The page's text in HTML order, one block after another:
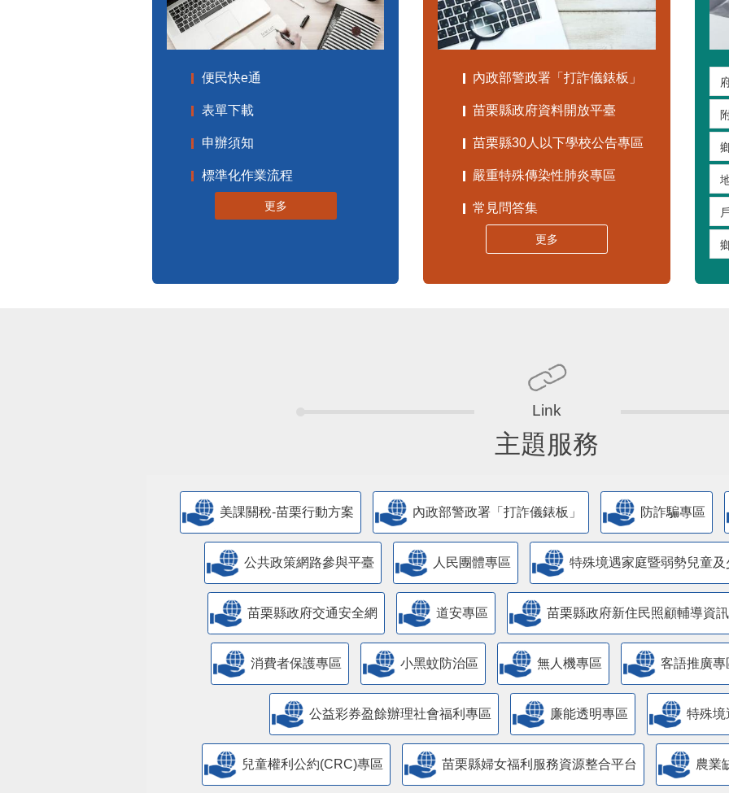
便民快e通
表單下載
申辦須知
標準化作業流程
更多
內政部警政署「打詐儀錶板」
苗栗縣政府資料開放平臺
苗栗縣30人以下學校公告專區
嚴重特殊傳染性肺炎專區
常見問答集
更多
主題服務
美課關稅-苗栗行動方案 內政部警政署「打詐儀錶板」 防詐騙專區
公共政策網路參與平臺 人民團體專區 特殊境遇家庭暨弱勢兒童
苗栗縣政府交通安全網 道安專區 苗栗縣政府新住民照顧輔導資
消費者保護專區 小黑蚊防治區 無人機專區 客語推廣專
公益彩券盈餘辦理社會福利專區 廉能透明專區 特殊境
兒童權利公約(CRC)專區 苗栗縣婦女福利服務資源整合平台 農業